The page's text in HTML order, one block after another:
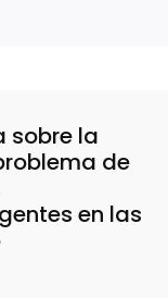
sobre la
de
en las